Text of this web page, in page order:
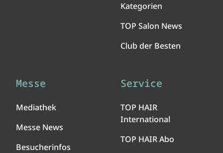
Kategorien
TOP Salon News
Club der Besten
Messe
Mediathek
Messe News
Besucherinfos
Service
TOP HAIR
International
TOP HAIR Abo